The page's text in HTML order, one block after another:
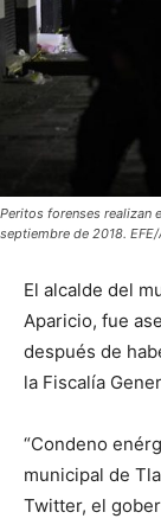
Peritos forenses realizan
septiembre de 2018.
El alcalde del
Aparicio, fue
después de
la Fiscalía
“Condeno
municipal de
Twitter, el